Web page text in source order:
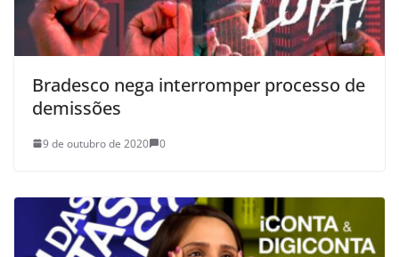
Bradesco nega interromper processo de
demissões
9 de outubro de 2020 0